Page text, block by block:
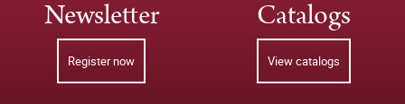
Newsletter
Register now
Catalogs
View catalogs